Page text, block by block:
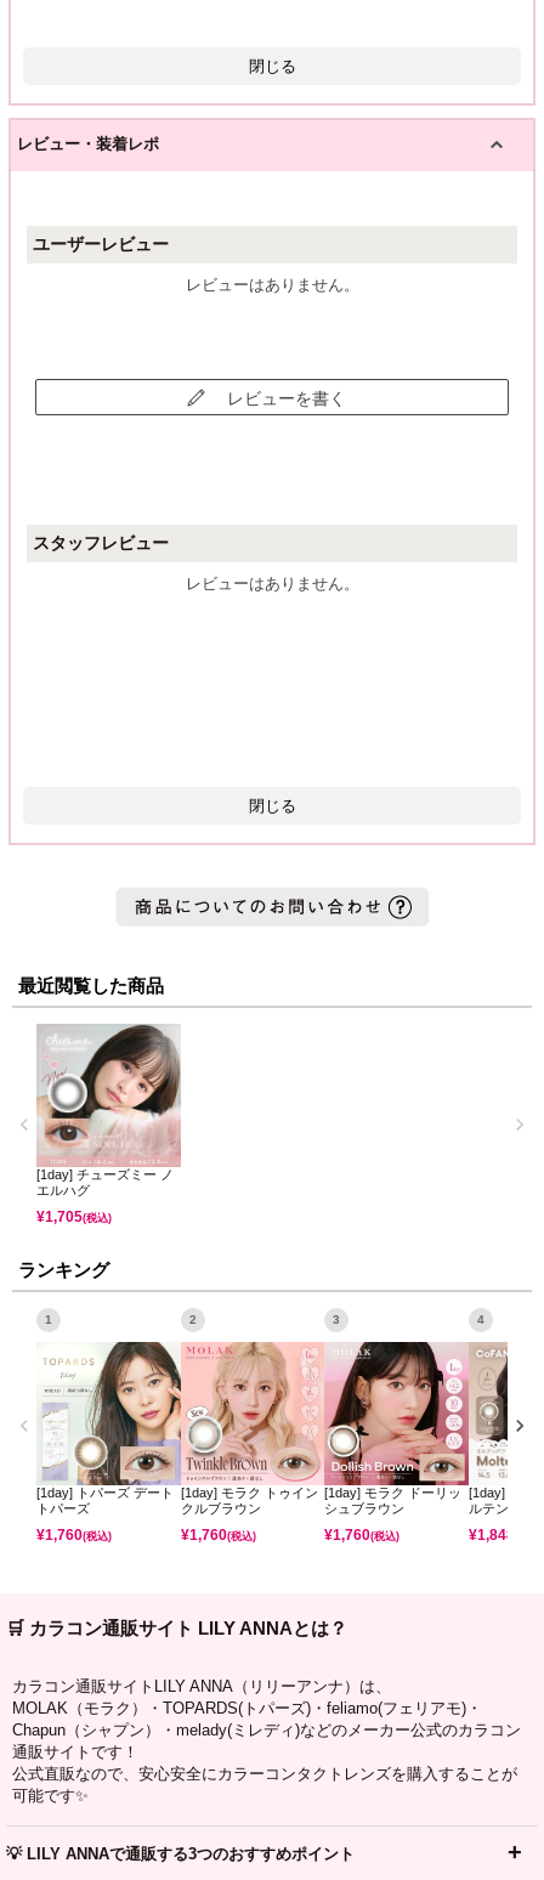
閉じる
レビュー・装着レポ
ユーザーレビュー
レビューはありません。
レビューを書く
スタッフレビュー
レビューはありません。
閉じる
最近閲覧した商品
[1day] チューズミー ノ
エルハグ
¥1,705(税込)
ランキング
1
[1day] トパーズ デート
トパーズ
¥1,760(税込)
2
[1day] モラク トゥイン
クルブラウン
¥1,760(税込)
3
[1day] モラク ドーリッ
シュブラウン
¥1,760(税込)
4
[1day] コフ
ルテンパフ
¥1,848
🛒 カラコン通販サイト LILY ANNAとは？
カラコン通販サイトLILY ANNA（リリーアンナ）は、
MOLAK（モラク）・TOPARDS(トパーズ)・feliamo(フェリアモ)・
Chapun（シャプン）・melady(ミレディ)などのメーカー公式のカラコン
通販サイトです！
公式直販なので、安心安全にカラーコンタクトレンズを購入することが
可能です✨
💡 LILY ANNAで通販する3つのおすすめポイント